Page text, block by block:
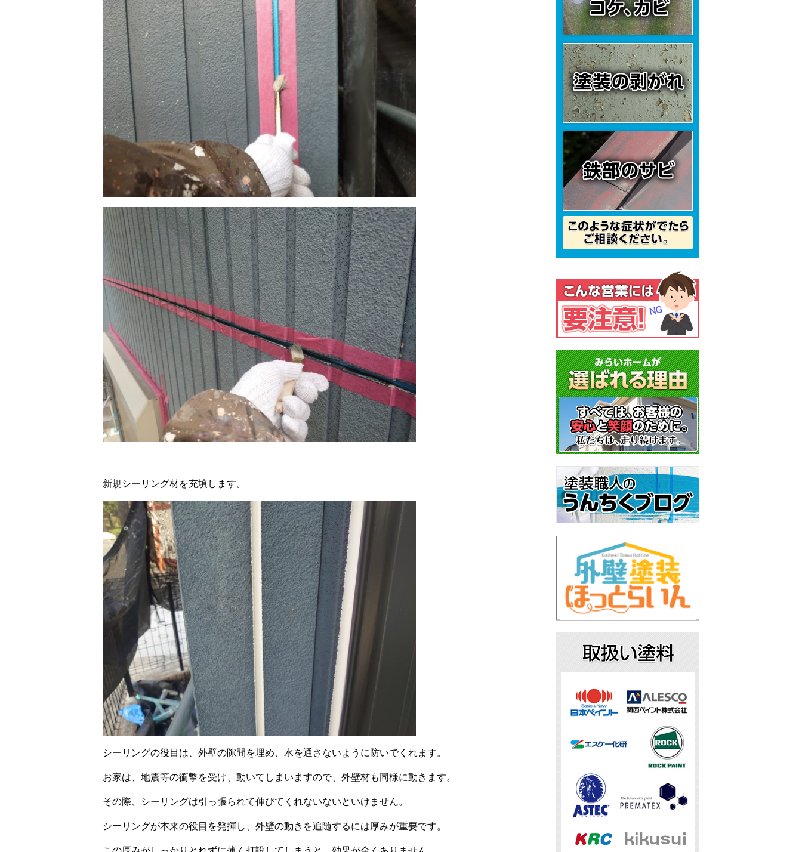
新規シーリング材を充填します。
シーリングの役目は、外壁の隙間を埋め、水を通さないように防いでくれます。
お家は、地震等の衝撃を受け、動いてしまいますので、外壁材も同様に動きます。
その際、シーリングは引っ張られて伸びてくれないないといけません。
シーリングが本来の役目を発揮し、外壁の動きを追随するには厚みが重要です。